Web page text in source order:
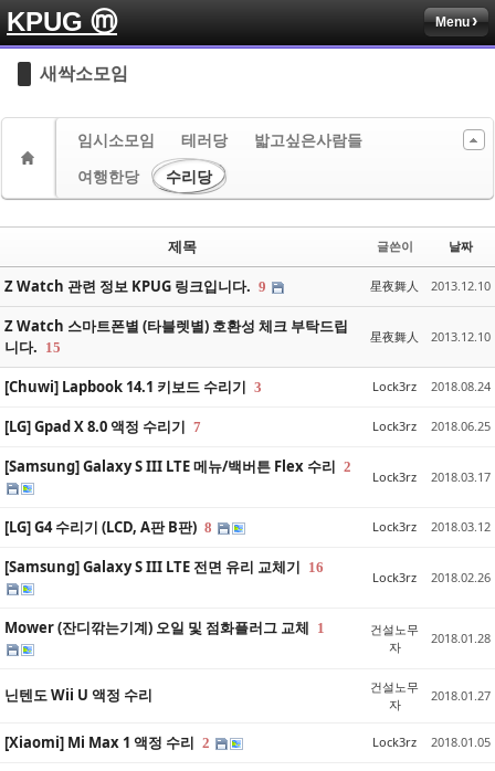
KPUG ⓜ Menu
새싹소모임
임시소모임 테러당
밟고싶은사람들
여행한당
수리당
제목 글쓴이 날짜
Z Watch 관련 정보 KPUG 링크입니다. 9 星夜舞人 2013.12.10
Z Watch 스마트폰별 (타블렛별) 호환성 체크 부탁드립
니다. 15
星夜舞人 2013.12.10
[Chuwi] Lapbook 14.1 키보드 수리기 3 Lock3rz 2018.08.24
[LG] Gpad X 8.0 액정 수리기 7 Lock3rz 2018.06.25
[Samsung] Galaxy S III LTE 메뉴/백버튼 Flex 수리 2
Lock3rz 2018.03.17
[LG] G4 수리기 (LCD, A판 B판) 8 Lock3rz 2018.03.12
[Samsung] Galaxy S III LTE 전면 유리 교체기 16
Lock3rz 2018.02.26
Mower (잔디깎는기계) 오일 및 점화플러그 교체 1
건설노무
자
2018.01.28
닌텐도 Wii U 액정 수리
건설노무
자
2018.01.27
[Xiaomi] Mi Max 1 액정 수리 2 Lock3rz 2018.01.05
Sketchbook5, 스케치북5
Sketchbook5, 스케치북5
Sketchbook5, 스케치북5
Sketchbook5, 스케치북5